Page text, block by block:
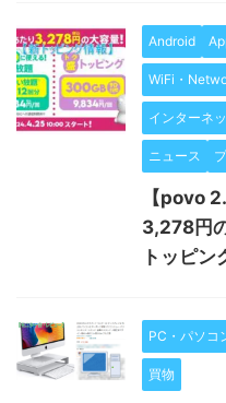
Android
WiFi・
インターネ
ニュース
【povo
3,278円
トッピン
PC・パソコ
買物